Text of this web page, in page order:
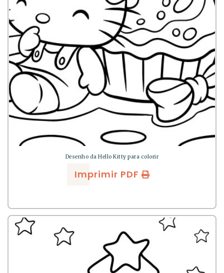
Desenho da Hello Kitty para colorir
Imprimir PDF